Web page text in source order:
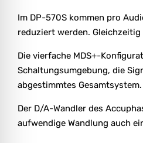
Im DP-570S kommen pro
reduziert werden.
Die vierfache MDS+-
Schaltungsumgebung, die
abgestimmtes Gesamtsystem.
Der D/A-Wandler des
aufwendige Wandlung auch